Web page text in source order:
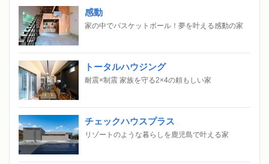
感動
家の中でバスケットボール！夢を叶える感動の家
トータルハウジング
耐震×制震 家族を守る2×4の頼もしい家
チェックハウスプラス
リゾートのような暮らしを鹿児島で叶える家